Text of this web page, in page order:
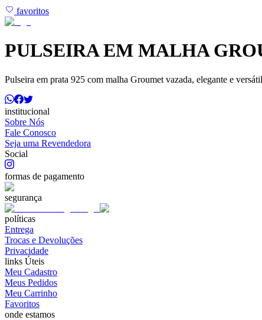
favoritos
PULSEIRA EM MALHA
Pulseira em prata 925 com malha Groumet vazada, elegante e
institucional
Sobre Nós
Fale Conosco
Seja uma Revendedora
Social
formas de pagamento
segurança
políticas
Entrega
Trocas e Devoluções
Privacidade
links Úteis
Meu Cadastro
Meus Pedidos
Meu Carrinho
Favoritos
onde estamos